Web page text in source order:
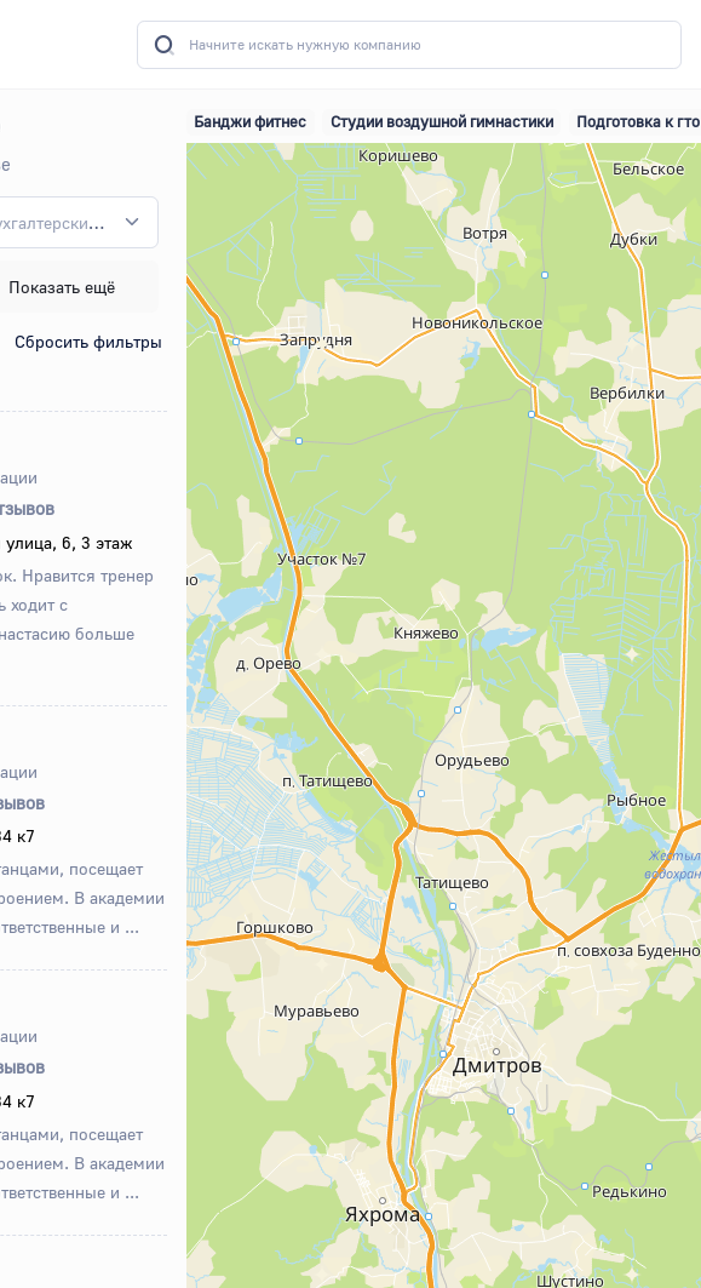
Бухгалтерские и финансовые курсы
Показать ещё
Сбросить фильтры
улица, 6, 3 этаж
Нравится тренер
ходит с
больше
к7
посещает
В академии
и ...
к7
посещает
В академии
и ...
Банджи фитнес Студии воздушной гимнастики Подготовка к гто